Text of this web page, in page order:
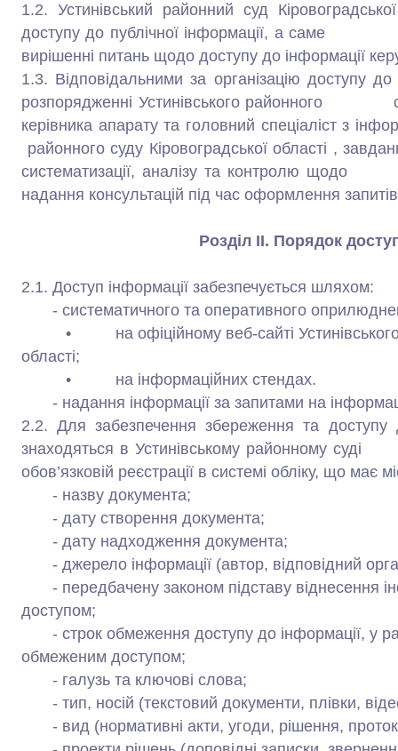
1.2. Устинівський районний суд
доступу до публічної інформації, а саме
вирішенні питань щодо доступу до інформації
1.3. Відповідальними за організацію доступу
розпорядженні Устинівського районного
керівника апарату та головний спеціаліст з
районного суду Кіровоградської області ,
систематизації, аналізу та контролю щодо
надання консультацій під час оформлення
Розділ ІІ. Порядок
2.1. Доступ інформації забезпечується шляхом:
- систематичного та оперативного
• на офіційному веб-сайті Устинівського
області;
• на інформаційних стендах.
- надання інформації за запитами на
2.2. Для забезпечення збереження та доступу
знаходяться в Устинівському районному
обов’язковій реєстрації в системі обліку, що має
- назву документа;
- дату створення документа;
- дату надходження документа;
- джерело інформації (автор, відповідний
- передбачену законом підставу віднесення
доступом;
- строк обмеження доступу до інформації, у
обмеженим доступом;
- галузь та ключові слова;
- тип, носій (текстовий документи, плівки,
- вид (нормативні акти, угоди, рішення,